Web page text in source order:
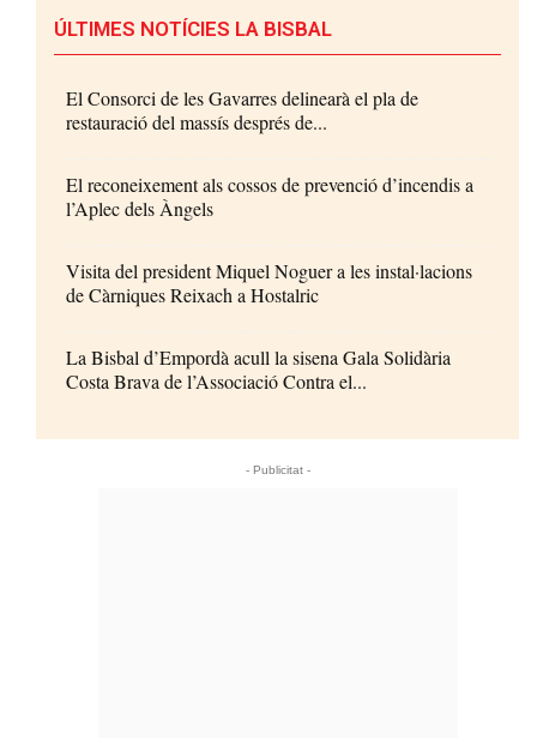
ÚLTIMES NOTÍCIES LA BISBAL
El Consorci de les Gavarres delinearà el pla de
restauració del massís després de...
El reconeixement als cossos de prevenció d’incendis a
l’Aplec dels Àngels
Visita del president Miquel Noguer a les instal·lacions
de Càrniques Reixach a Hostalric
La Bisbal d’Empordà acull la sisena Gala Solidària
Costa Brava de l’Associació Contra el...
- Publicitat -